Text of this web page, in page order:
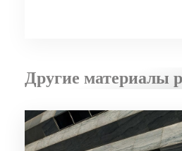
Другие материалы